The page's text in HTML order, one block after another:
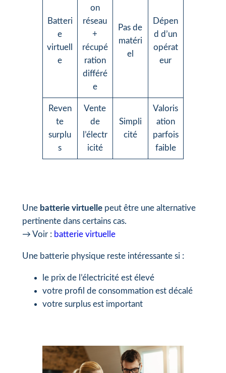
Batteri
e
virtuell
e
on
réseau
+
récupé
ration
différé
e
Pas de
matéri
el
Dépen
d d’un
opérat
eur
Reven
te
surplu
s
Vente
de
l’électr
icité
Simpli
cité
Valoris
ation
parfois
faible
Une batterie virtuellepeut être une alternative
pertinente dans certains cas.
→ Voir : batterie virtuelle
Une batterie physique reste intéressante si :
le prix de l’électricité est élevé
votre profil de consommation est décalé
votre surplus est important